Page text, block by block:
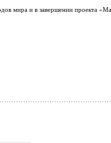
мира и в завершении проекта